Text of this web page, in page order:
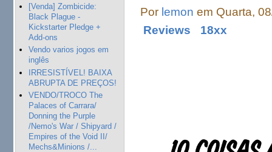
[Venda] Zombicide:
Black Plague -
Kickstarter Pledge +
Add-ons
Vendo varios jogos em
inglês
IRRESISTÍVEL! BAIXA
ABRUPTA DE PREÇOS!
VENDO/TROCO The
Palaces of Carrara/
Donning the Purple
/Nemo's War / Shipyard /
Empires of the Void II/
Mechs&Minions /...
Por lemon em Quarta,
Reviews
18xx